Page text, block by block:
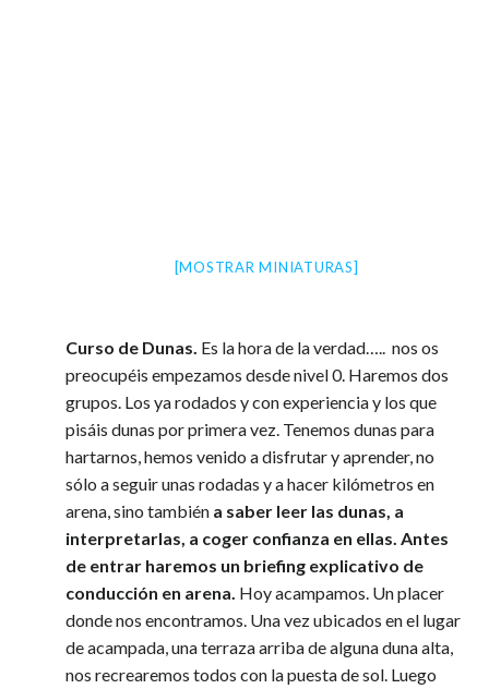
[MOSTRAR MINIATURAS]
Curso de Dunas. Es la hora de la verdad….. nos os
preocupéis empezamos desde nivel 0. Haremos dos
grupos. Los ya rodados y con experiencia y los que
pisáis dunas por primera vez. Tenemos dunas para
hartarnos, hemos venido a disfrutar y aprender, no
sólo a seguir unas rodadas y a hacer kilómetros en
arena, sino también a saber leer las dunas, a
interpretarlas, a coger confianza en ellas. Antes
de entrar haremos un briefing explicativo de
conducción en arena. Hoy acampamos. Un placer
donde nos encontramos. Una vez ubicados en el lugar
de acampada, una terraza arriba de alguna duna alta,
nos recrearemos todos con la puesta de sol. Luego